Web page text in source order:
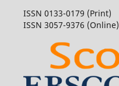
ISSN 0133-0179 (Print)
ISSN 3057-9376 (Online)